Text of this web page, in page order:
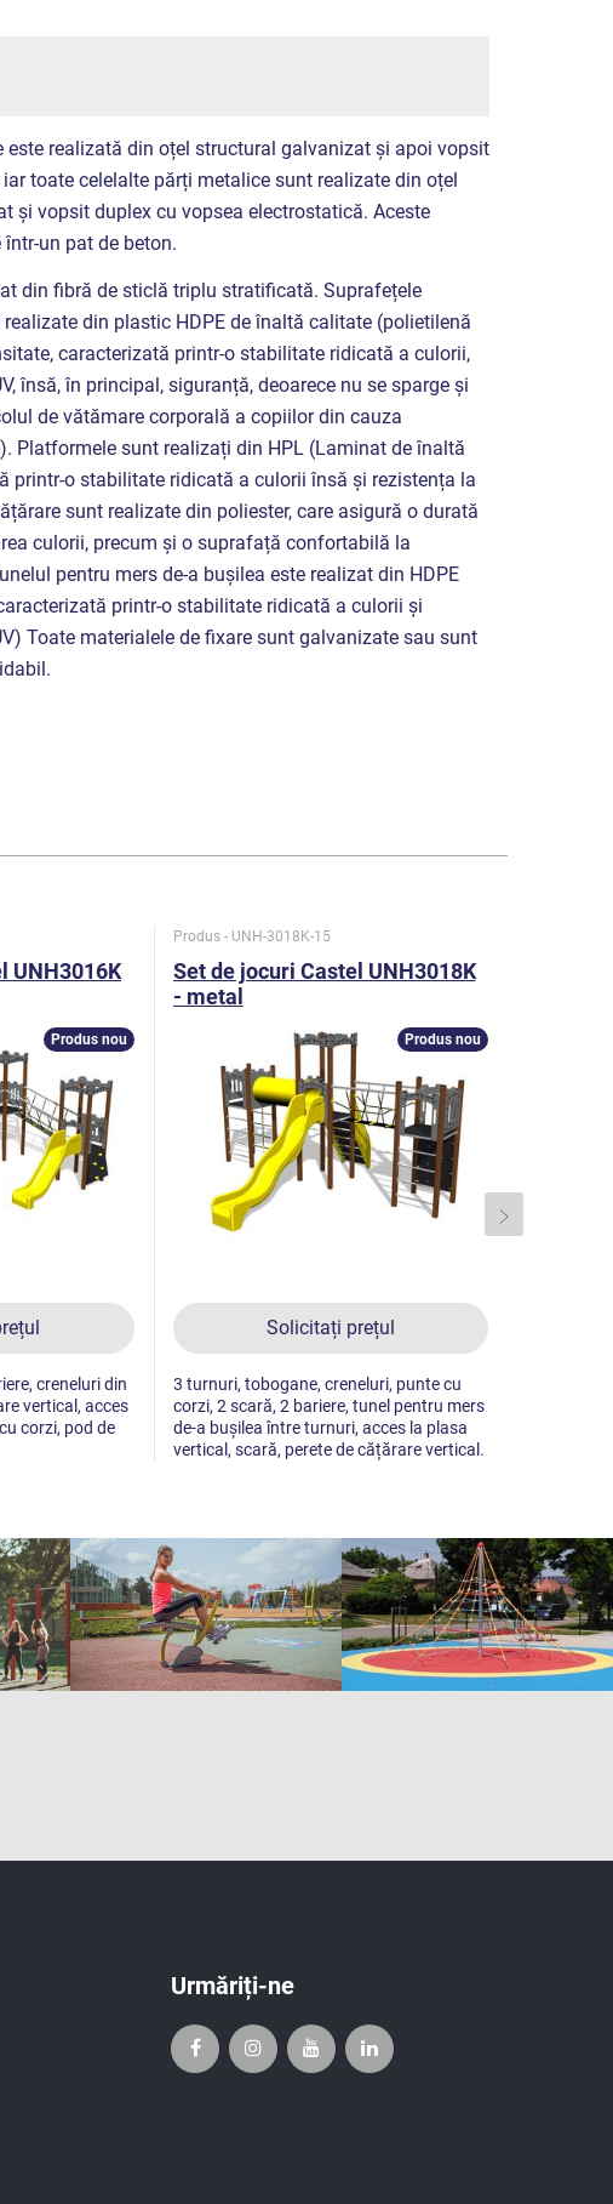
este realizată din oțel structural galvanizat și apoi vopsit
toate celelalte părți metalice sunt realizate din oțel
și vopsit duplex cu vopsea electrostatică. Aceste
un pat de beton.
din fibră de sticlă triplu stratificată. Suprafețele
din plastic HDPE de înaltă calitate (polietilenă
caracterizată printr-o stabilitate ridicată a culorii,
însă, în principal, siguranță, deoarece nu se sparge și
de vătămare corporală a copiilor din cauza
Platformele sunt realizați din HPL (Laminat de înaltă
printr-o stabilitate ridicată a culorii însă și rezistența la
sunt realizate din poliester, care asigură o durată
culorii, precum și o suprafață confortabilă la
pentru mers de-a bușilea este realizat din HDPE
printr-o stabilitate ridicată a culorii și
Toate materialele de fixare sunt galvanizate sau sunt
UNH3016K
Produs nou
creneluri din
vertical, acces
corzi, pod de
Produs - UNH-3018K-15
Set de jocuri Castel UNH3018K
- metal
Solicitați prețul
Produs nou
3 turnuri, tobogane, creneluri, punte cu
corzi, 2 scară, 2 bariere, tunel pentru mers
de-a bușilea între turnuri, acces la plasa
vertical, scară, perete de cățărare vertical.
Urmăriți-ne